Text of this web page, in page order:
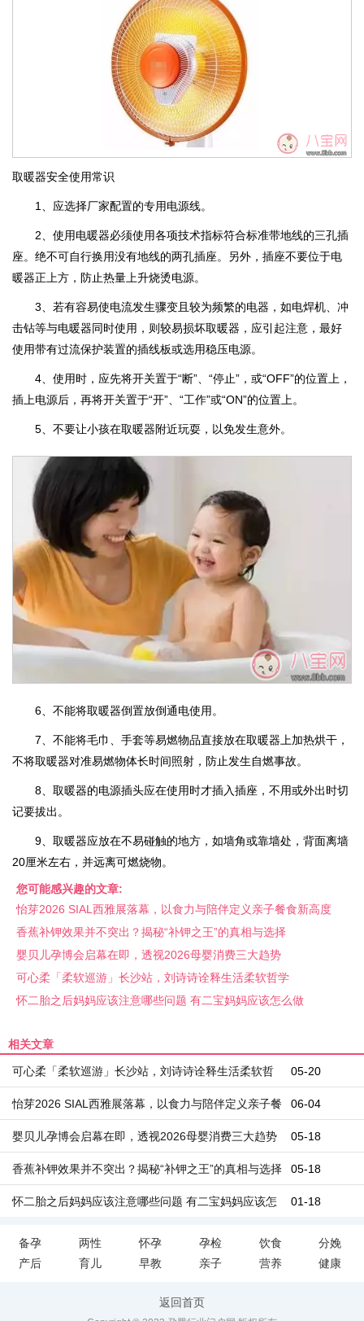
取暖器安全使用常识
1、应选择厂家配置的专用电源线。
2、使用电暖器必须使用各项技术指标符合标准带地线的三孔插
座。绝不可自行换用没有地线的两孔插座。另外，插座不要位于电
暖器正上方，防止热量上升烧烫电源。
3、若有容易使电流发生骤变且较为频繁的电器，如电焊机、冲
击钻等与电暖器同时使用，则较易损坏取暖器，应引起注意，最好
使用带有过流保护装置的插线板或选用稳压电源。
4、使用时，应先将开关置于“断”、“停止”，或“OFF”的位置上，
插上电源后，再将开关置于“开”、“工作”或“ON”的位置上。
5、不要让小孩在取暖器附近玩耍，以免发生意外。
6、不能将取暖器倒置放倒通电使用。
7、不能将毛巾、手套等易燃物品直接放在取暖器上加热烘干，
不将取暖器对准易燃物体长时间照射，防止发生自燃事故。
8、取暖器的电源插头应在使用时才插入插座，不用或外出时切
记要拔出。
9、取暖器应放在不易碰触的地方，如墙角或靠墙处，背面离墙
20厘米左右，并远离可燃烧物。
您可能感兴趣的文章:
怡芽2026 SIAL西雅展落幕，以食力与陪伴定义亲子餐食新高度
香蕉补钾效果并不突出？揭秘“补钾之王”的真相与选择
婴贝儿孕博会启幕在即，透视2026母婴消费三大趋势
可心柔「柔软巡游」长沙站，刘诗诗诠释生活柔软哲学
怀二胎之后妈妈应该注意哪些问题 有二宝妈妈应该怎么做
相关文章
05-20
可心柔「柔软巡游」长沙站，刘诗诗诠释生活柔软哲
学 06-04
怡芽2026 SIAL西雅展落幕，以食力与陪伴定义亲子餐
食新高度 05-18
婴贝儿孕博会启幕在即，透视2026母婴消费三大趋势
05-18
香蕉补钾效果并不突出？揭秘“补钾之王”的真相与选择
01-18
怀二胎之后妈妈应该注意哪些问题 有二宝妈妈应该怎
备孕 两性 怀孕 孕检 饮食
分娩
产后
育儿 早教 亲子 营养 健康
返回首页